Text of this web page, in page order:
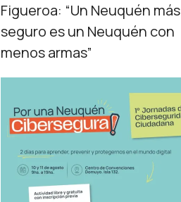
Figueroa: “Un Neuquén más
seguro es un Neuquén con
menos armas”